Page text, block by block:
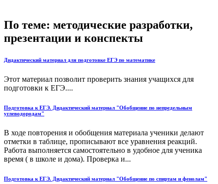
По теме: методические разработки,
презентации и конспекты
Дидактический материал для подготовке ЕГЭ по математике
Этот материал позволит проверить знания учащихся для
подготовки к ЕГЭ....
Подготовка к ЕГЭ. Дидактический материал "Обобщение по непредельным
углеводородам"
В ходе повторения и обобщения материала ученики делают
отметки в таблице, прописывают все уравнения реакций.
Работа выполняется самостоятельно в удобное для ученика
время ( в школе и дома). Проверка и...
Подготовка к ЕГЭ. Дидактический материал "Обобщение по спиртам и фенолам"